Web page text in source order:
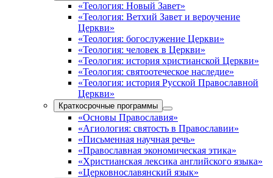
«Теология: Новый Завет»
«Теология: Ветхий Завет и вероучение
Церкви»
«Теология: богослужение Церкви»
«Теология: человек в Церкви»
«Теология: история христианской Церкви»
«Теология: святоотеческое наследие»
«Теология: история Русской Православной
Церкви»
Краткосрочные программы
«Основы Православия»
«Агиология: святость в Православии»
«Письменная научная речь»
«Православная экономическая этика»
«Христианская лексика английского языка»
«Церковнославянский язык»